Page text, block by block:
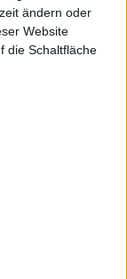
ändern oder
Website
die Schaltfläche
Top 10).
Gold im
zum